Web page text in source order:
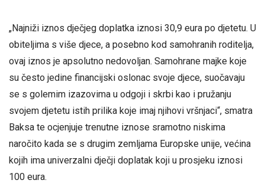
„Najniži iznos dječjeg doplatka iznosi 30,9 eura po djetetu. U
obiteljima s više djece, a posebno kod samohranih roditelja,
ovaj iznos je apsolutno nedovoljan. Samohrane majke koje
su često jedine financijski oslonac svoje djece, suočavaju
se s golemim izazovima u odgoji i skrbi kao i pružanju
svojem djetetu istih prilika koje imaj njihovi vršnjaci“, smatra
Baksa te ocjenjuje trenutne iznose sramotno niskima
naročito kada se s drugim zemljama Europske unije, većina
kojih ima univerzalni dječji doplatak koji u prosjeku iznosi
100 eura.